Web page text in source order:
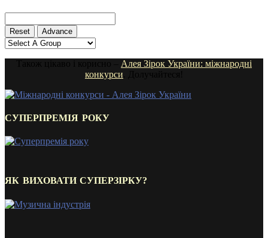
Алея Зірок України: міжнародні
конкурси
СУПЕРПРЕМІЯ РОКУ
ЯК ВИХОВАТИ СУПЕРЗІРКУ?